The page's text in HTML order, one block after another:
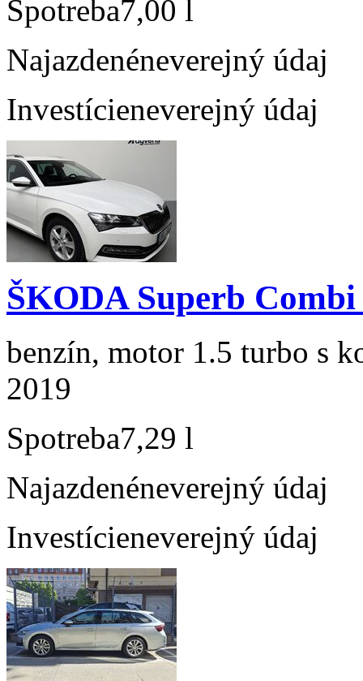
Spotreba7,00 l
Najazdenéneverejný údaj
Investícieneverejný údaj
ŠKODA Superb
benzín, motor 1.5 turbo s
2019
Spotreba7,29 l
Najazdenéneverejný údaj
Investícieneverejný údaj